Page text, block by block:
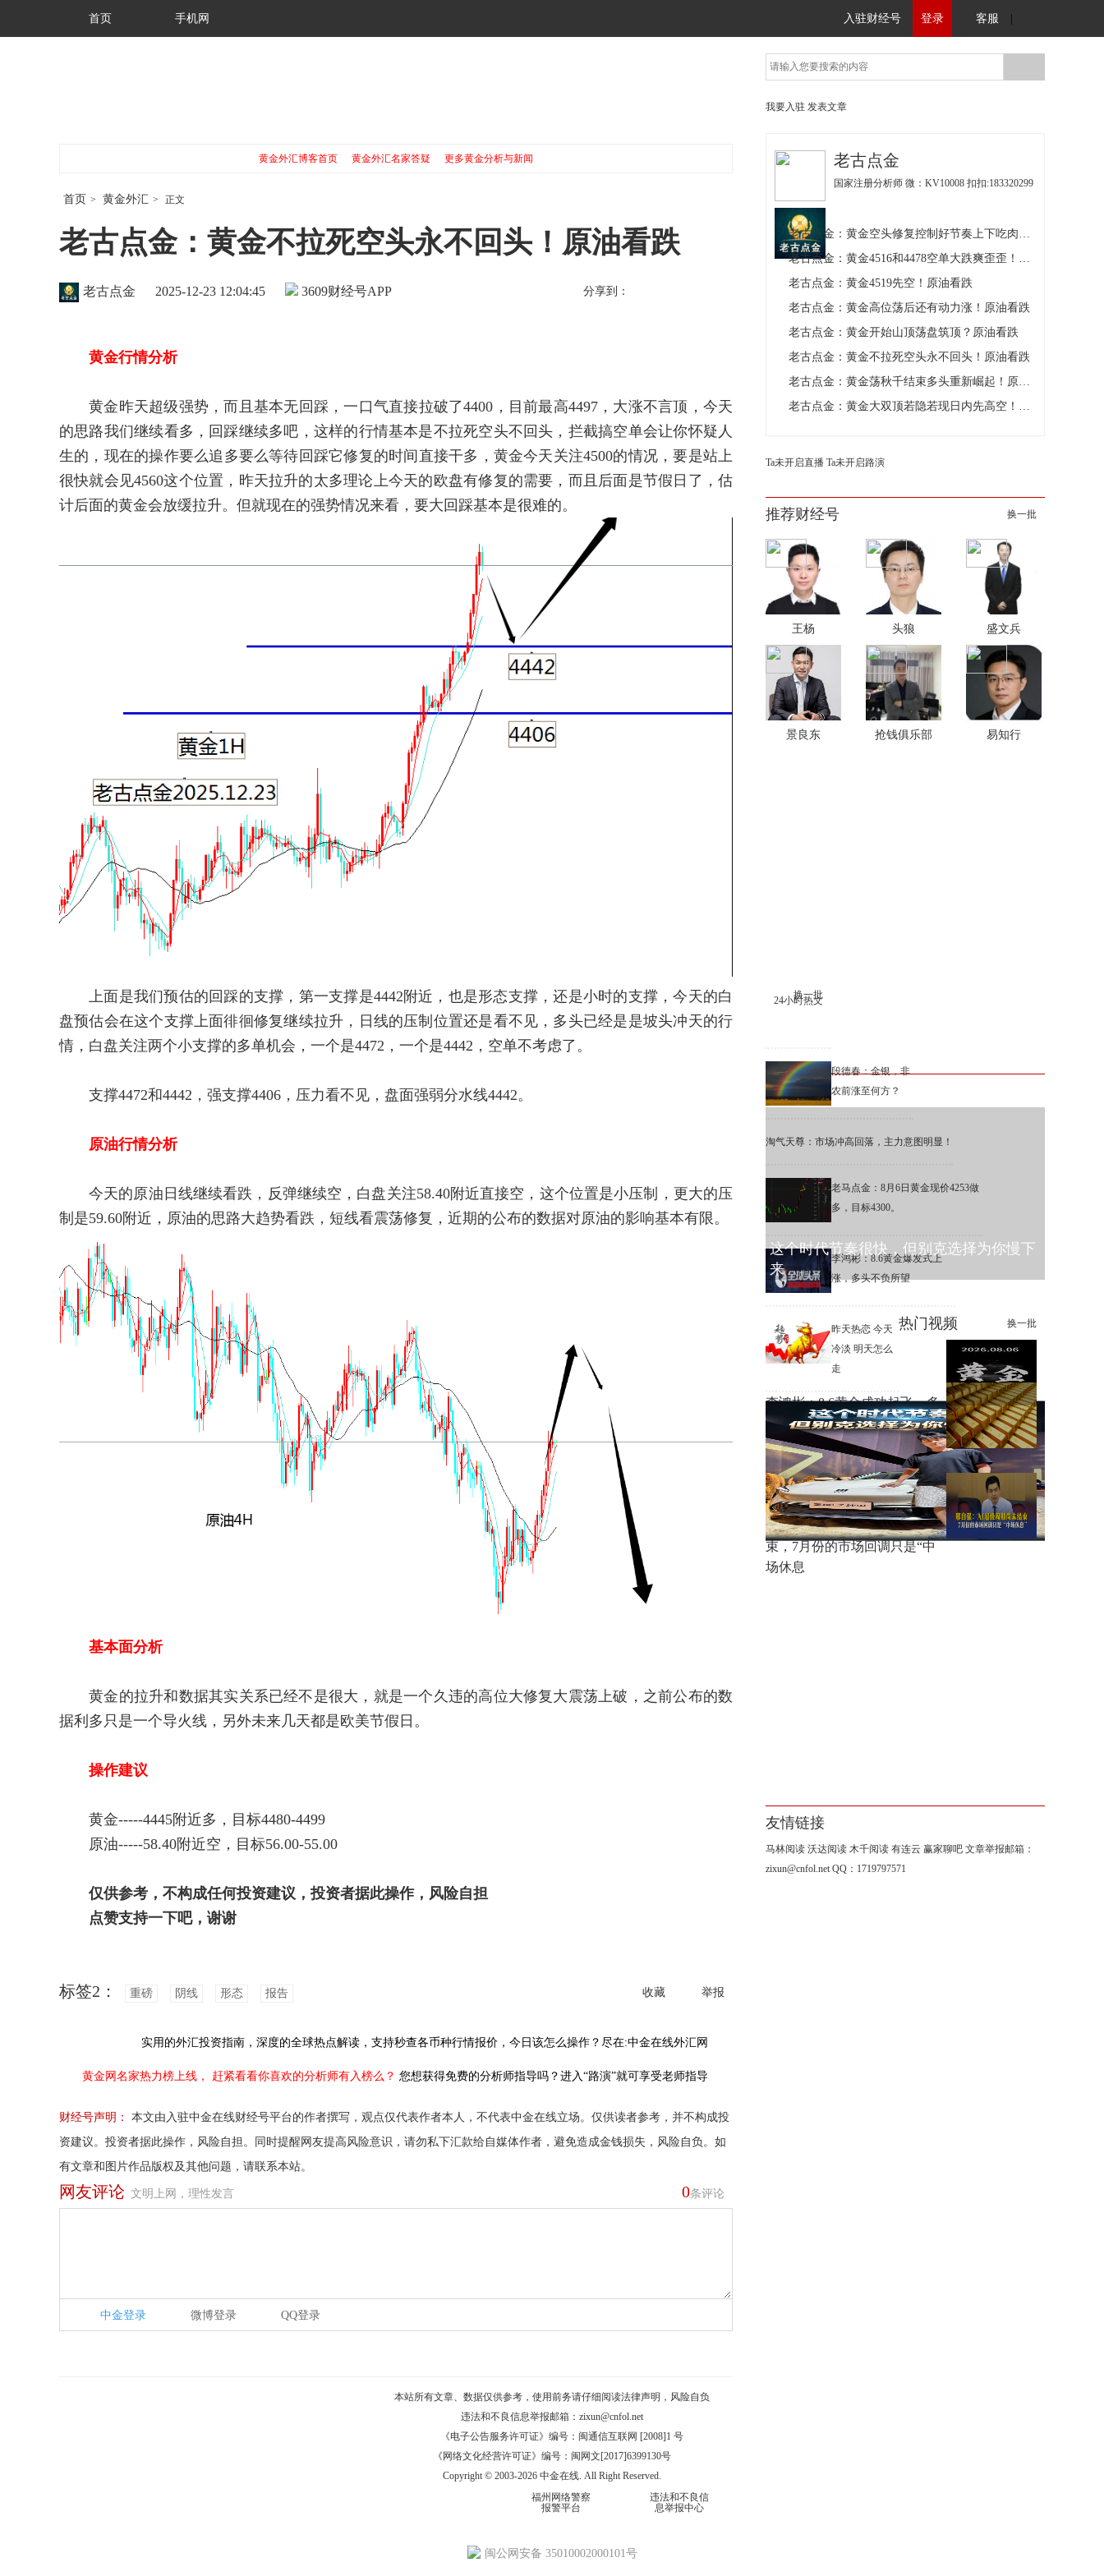
首页 手机网 入驻财经号 登录 客服
黄金外汇博客首页 黄金外汇名家答疑 更多黄金分析与新闻
首页 > 黄金外汇 > 正文
老古点金：黄金不拉死空头永不回头！原油看跌
财经号APP
老古点金 2025-12-23 12:04:45 3609 分享到：
黄金行情分析
黄金昨天超级强势，而且基本无回踩，一口气直接拉破了4400，目前最高4497，大涨不言顶，今天
的思路我们继续看多，回踩继续多吧，这样的行情基本是不拉死空头不回头，拦截搞空单会让你怀疑人
生的，现在的操作要么追多要么等待回踩它修复的时间直接干多，黄金今天关注4500的情况，要是站上
很快就会见4560这个位置，昨天拉升的太多理论上今天的欧盘有修复的需要，而且后面是节假日了，估
计后面的黄金会放缓拉升。但就现在的强势情况来看，要大回踩基本是很难的。
上面是我们预估的回踩的支撑，第一支撑是4442附近，也是形态支撑，还是小时的支撑，今天的白
盘预估会在这个支撑上面徘徊修复继续拉升，日线的压制位置还是看不见，多头已经是是坡头冲天的行
情，白盘关注两个小支撑的多单机会，一个是4472，一个是4442，空单不考虑了。
支撑4472和4442，强支撑4406，压力看不见，盘面强弱分水线4442。
原油行情分析
今天的原油日线继续看跌，反弹继续空，白盘关注58.40附近直接空，这个位置是小压制，更大的压
制是59.60附近，原油的思路大趋势看跌，短线看震荡修复，近期的公布的数据对原油的影响基本有限。
基本面分析
黄金的拉升和数据其实关系已经不是很大，就是一个久违的高位大修复大震荡上破，之前公布的数
据利多只是一个导火线，另外未来几天都是欧美节假日。
操作建议
黄金-----4445附近多，目标4480-4499
原油-----58.40附近空，目标56.00-55.00
仅供参考，不构成任何投资建议，投资者据此操作，风险自担
点赞支持一下吧，谢谢
收藏 举报
标签2： 重磅 阴线 形态 报告
实用的外汇投资指南， 深度的全球热点解读， 支持秒查各币种行情报价，今日该怎么操作？尽在:中金在线外汇网
黄金网名家热力榜上线， 赶紧看看你喜欢的分析师有入榜么？ 您想获得免费的分析师指导吗？进入“路演”就可享受老师指导
财经号声明：
本文由入驻中金在线财经号平台的作者撰写，观点仅代表作者本人，不代表中金在线立场。仅供读者参考，并不构成投
资建议。投资者据此操作，风险自担。同时提醒网友提高风险意识，请勿私下汇款给自媒体作者，避免造成金钱损失，风险自负。如
有文章和图片作品版权及其他问题，请联系本站。
0条评论
网友评论 文明上网，理性发言
中金登录 微博登录 QQ登录
我要入驻 发表文章
老古点金
国家注册分析师 微：KV10008 扣扣:183320299
老古点金：黄金空头修复控制好节奏上下吃肉！原油看跌
老古点金：黄金4516和4478空单大跌爽歪歪！原油看跌
老古点金：黄金4519先空！原油看跌
老古点金：黄金高位荡后还有动力涨！原油看跌
老古点金：黄金开始山顶荡盘筑顶？原油看跌
老古点金：黄金不拉死空头永不回头！原油看跌
老古点金：黄金荡秋千结束多头重新崛起！原油看跌
老古点金：黄金大双顶若隐若现日内先高空！原油看跌
Ta未开启直播 Ta未开启路演
推荐财经号 换一批
王杨 头狼 盛文兵
景良东 抢钱俱乐部 易知行
24小时热文
换一批
段德春：金银，非
农前涨至何方？
淘气天尊：市场冲高回落，主力意图明显！
老马点金：8月6日黄金现价4253做
多，目标4300。
李鸿彬：8.6黄金爆发式上
涨，多头不负所望
昨天热恋 今天
冷淡 明天怎么
走
热门视频 换一批
这个时代节奏很快，但别克选择为你慢下
来
李鸿彬：8.6黄金成功起飞，多
头打响反攻战
黄金大涨，错过机会，总比低
位割肉强！
邢自强：AI超级周期尚未结
束，7月份的市场回调只是“中
场休息
友情链接
马林阅读 沃达阅读 木千阅读 有连云 赢家聊吧 文章举报邮箱：
zixun@cnfol.net QQ：1719797571
本站所有文章、数据仅供参考，使用前务请仔细阅读法律声明 ，风险自负
违法和不良信息举报邮箱： zixun@cnfol.net
《电子公告服务许可证》编号：闽通信互联网 [2008]1 号
《网络文化经营许可证》编号：闽网文[2017]6399130号
Copyright © 2003-2026 中金在线. All Right Reserved.
福州网络警察
报警平台
违法和不良信
息举报中心
闽公网安备 35010002000101号